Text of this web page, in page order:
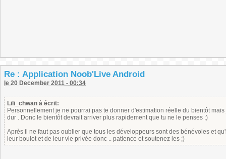
Re : Application Noob'Live Android
le 20 December 2011 - 00:34
Lili_chwan à écrit:
Personnellement je ne pourrai pas te donner d'estimation réelle du bientôt
dur . Donc le bientôt devrait arriver plus rapidement que tu ne le penses ;)
Après il ne faut pas oublier que tous les développeurs sont des bénévoles et
leur boulot et de leur vie privée donc .. patience et soutenez les ;)